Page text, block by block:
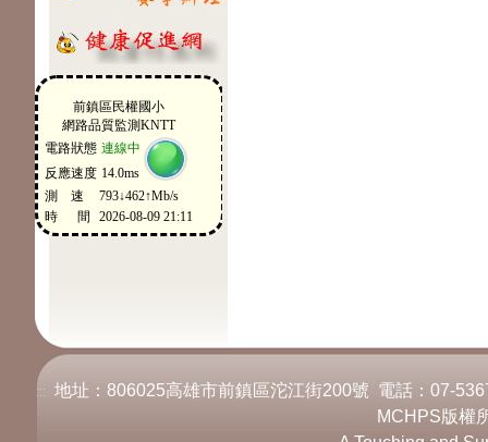
:::
地址：806025高雄市前鎮區沱江街200號 電話：07-
MCHPS版權